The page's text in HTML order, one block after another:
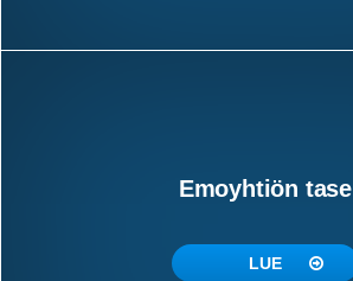
Emoyhtiön tase
LUE